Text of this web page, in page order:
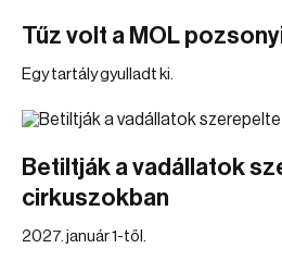
Tűz volt a MOL
Egy tartály gyulladt ki.
Betiltják a vadállatok
cirkuszokban
2027. január 1-től.